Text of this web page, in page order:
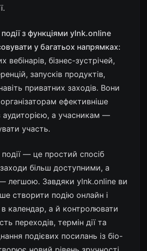
з функціями ylnk.online
у багатьох напрямках:
вебінарів, бізнес-зустрічей,
запусків продуктів,
приватних заходів. Вони
ефективніше
аудиторією, а учасникам —
участь.
— це простий спосіб
більш доступними, а
легшою. Завдяки ylnk.online ви
створити подію онлайн і
календар, а й контролювати
переходів, термін дії та
подієвих посилань із біо-